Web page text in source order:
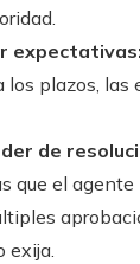
expectativas:
los plazos, las
de
que el agente
exija.